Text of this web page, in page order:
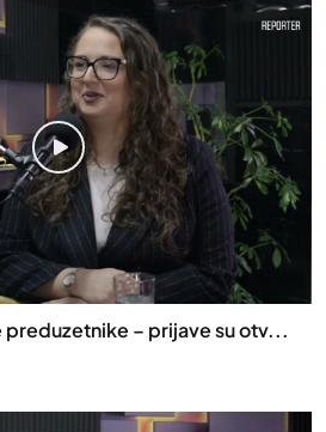
preduzetnike – prijave su otv...